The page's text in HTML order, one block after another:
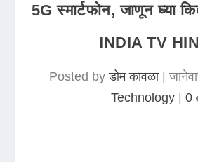
5G स्मार्टफोन, जाणून घ्या
INDIA TV
Posted byडोम कावळा|
Technology| 0